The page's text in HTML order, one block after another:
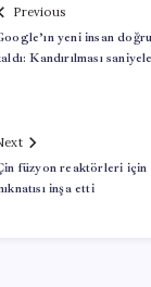
Previous
yeni insan
Kandırılması
füzyon reaktörleri için
inşa etti